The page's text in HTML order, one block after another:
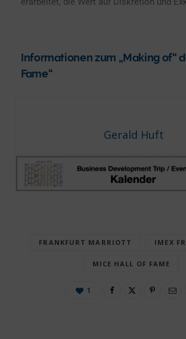
Informationen zum „Making of“
Fame“
Gerald Huft
FRANKFURT MARRIOTT IMEX
MICE HALL OF FAME
1